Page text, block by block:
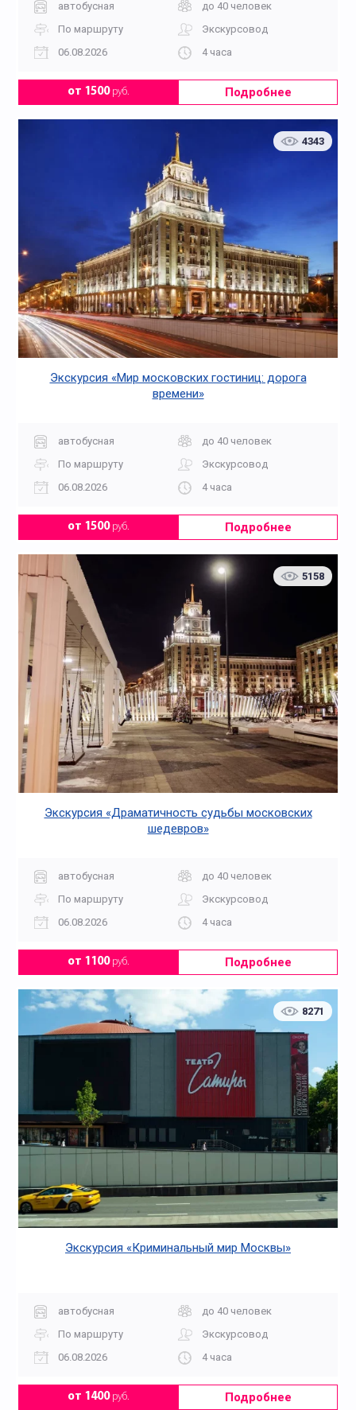
автобусная
до 40 человек
По маршруту
Экскурсовод
06.08.2026
4 часа
от 1500руб. Подробнее
4343
Экскурсия «Мир московских гостиниц: дорога
времени»
автобусная
до 40 человек
По маршруту
Экскурсовод
06.08.2026
4 часа
от 1500руб. Подробнее
5158
Экскурсия «Драматичность судьбы московских
шедевров»
автобусная
до 40 человек
По маршруту
Экскурсовод
06.08.2026
4 часа
от 1100руб. Подробнее
8271
Экскурсия «Криминальный мир Москвы»
автобусная
до 40 человек
По маршруту
Экскурсовод
06.08.2026
4 часа
от 1400руб. Подробнее